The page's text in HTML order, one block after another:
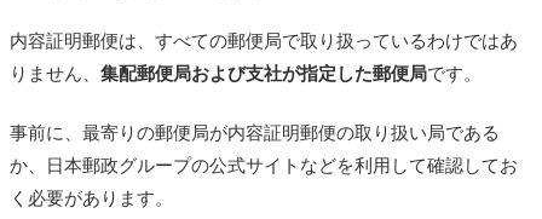
内容証明郵便は、すべての郵便局で取り扱っているわけではあ
りません、 集配郵便局および支社が指定した郵便局です。
事前に、最寄りの郵便局が内容証明郵便の取り扱い局である
か、日本郵政グループの公式サイトなどを利用して確認してお
く必要があります。